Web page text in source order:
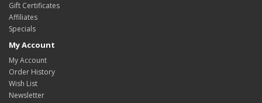
Gift Certificates
Affiliates
Specials
My Account
My Account
Order History
Wish List
Newsletter